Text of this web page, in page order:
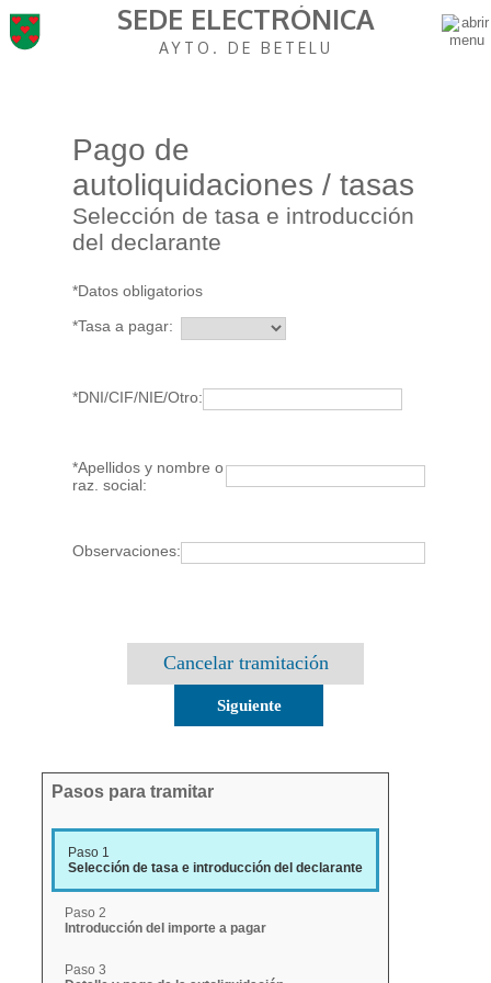
SEDE ELECTRÓNICA
AYTO. DE BETELU
Pago de
autoliquidaciones / tasas
Selección de tasa e introducción
del declarante
*Datos obligatorios
*Tasa a pagar:
*DNI/CIF/NIE/Otro:
*Apellidos y nombre o
raz. social:
Observaciones:
Cancelar tramitación
Pasos para tramitar
Paso 1
Selección de tasa e introducción del declarante
Paso 2
Introducción del importe a pagar
Paso 3